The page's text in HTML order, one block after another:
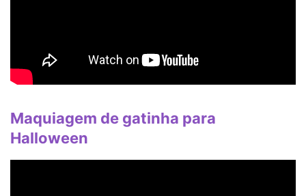
Maquiagem de gatinha para
Halloween